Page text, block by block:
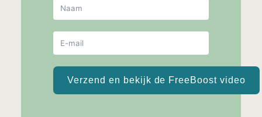
Verzend en bekijk de FreeBoost video